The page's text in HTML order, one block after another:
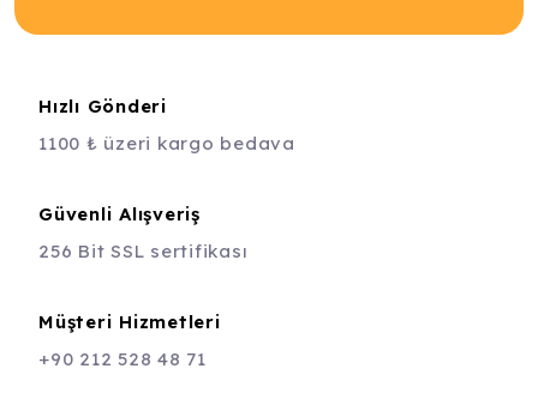
Hızlı Gönderi
1100 ₺ üzeri kargo bedava
Güvenli Alışveriş
256 Bit SSL sertifikası
Müşteri Hizmetleri
+90 212 528 48 71